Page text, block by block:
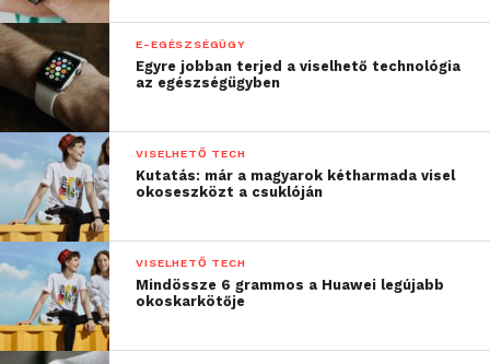
E-EGÉSZSÉGÜGY
Egyre jobban terjed a viselhető technológia
az egészségügyben
VISELHETŐ TECH
Kutatás: már a magyarok kétharmada visel
okoseszközt a csuklóján
VISELHETŐ TECH
Mindössze 6 grammos a Huawei legújabb
okoskarkötője